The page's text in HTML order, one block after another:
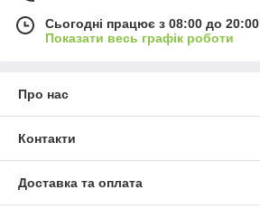
Сьогодні працює з 08:00 до 20:00
Показати весь графік роботи
Про нас
Контакти
Доставка та оплата